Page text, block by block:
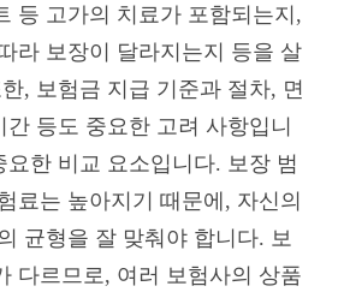
등 고가의 치료가 포함되는지,
라 보장이 달라지는지 등을 살
, 보험금 지급 기준과 절차, 면
등도 중요한 고려 사항입니
요한 비교 요소입니다. 보장 범
료는 높아지기 때문에, 자신의
균형을 잘 맞춰야 합니다. 보
다르므로, 여러 보험사의 상품